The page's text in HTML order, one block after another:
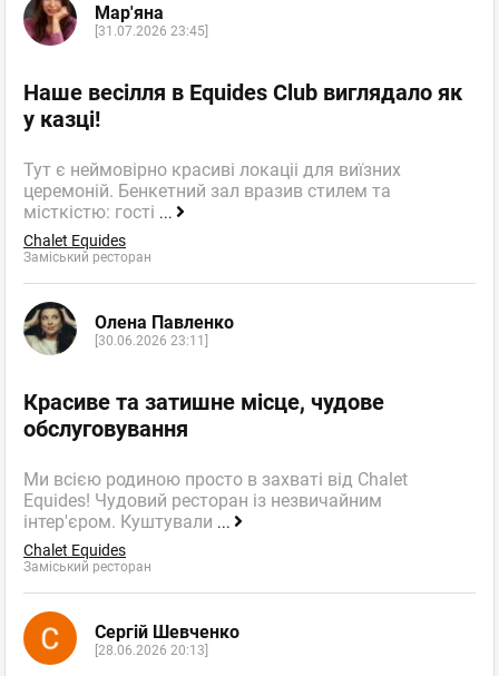
Мар'яна
[31.07.2026 23:45]
Наше весілля в Equides Club виглядало як
у казці!
Тут є неймовірно красиві локаціі для виїзних
церемоній. Бенкетний зал вразив стилем та
місткістю: гості ...
Chalet Equides
Заміський ресторан
Олена Павленко
[30.06.2026 23:11]
Красиве та затишне місце, чудове
обслуговування
Ми всією родиною просто в захваті від Chalet
Equides! Чудовий ресторан із незвичайним
інтер'єром. Куштували ...
Chalet Equides
Заміський ресторан
Сергій Шевченко
[28.06.2026 20:13]